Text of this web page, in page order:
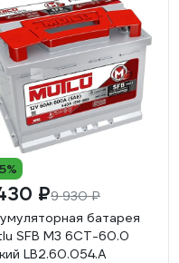
₽9 930 ₽
батарея
SFB M3 6СТ-60.0
LB2.60.054.A